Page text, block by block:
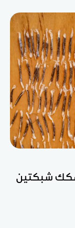
ويفكك شبكتين